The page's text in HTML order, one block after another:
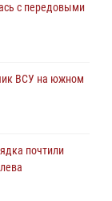
с передовыми
ВСУ на южном
почтили